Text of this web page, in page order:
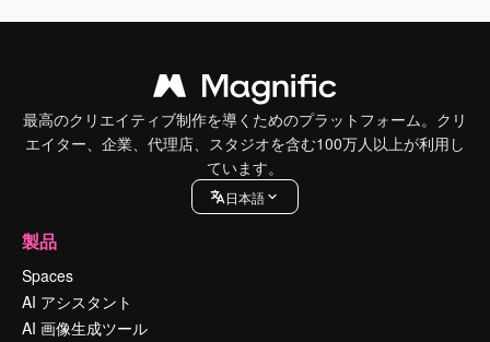
最高のクリエイティブ制作を導くためのプラットフォーム。クリ
エイター、企業、代理店、スタジオを含む100万人以上が利用し
ています。
日本語
製品
Spaces
AI アシスタント
AI 画像生成ツール